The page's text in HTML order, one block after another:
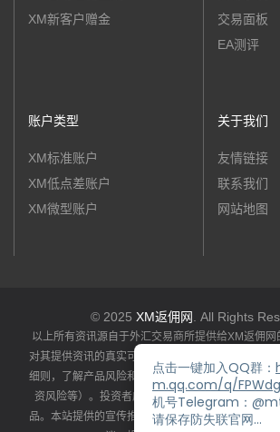
XM新客户赠金
交易面板
EA测评
账户类型
XM标准账户
XM低点差账户
XM微型账户
关于我们
友情链接
联系我们
网站地图
© 2025 XM返佣网 . All Rights
以上所有资讯源自于外汇交易商所提供给XM返佣
对其提供资讯的真实可靠性和完整准确性负责。投
细则，了解产品风险和收益特性（包括系统性风险
资风险等）。投资者应依据自身资产状况、风险承
品。本站提供的宣传推广资讯仅供投资者参考，不